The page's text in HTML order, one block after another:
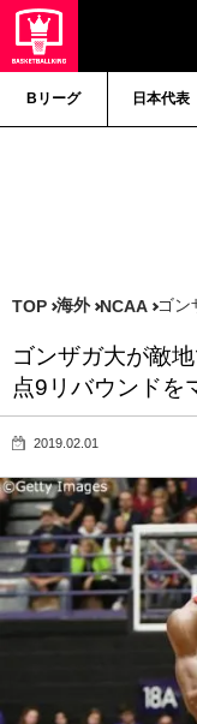
Bリーグ 日本代表
TOP 海外 NCAA ゴン
ゴンザガ大が敵
点9リバウンドを
2019.02.01